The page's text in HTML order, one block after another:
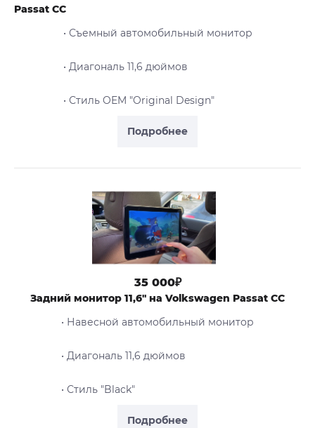
Подробнее
Passat CC
• Съемный автомобильный монитор
• Диагональ 11,6 дюймов
• Стиль OEM "Original Design"
Подробнее
35 000₽
Задний монитор 11,6" на Volkswagen Passat CC
• Навесной автомобильный монитор
• Диагональ 11,6 дюймов
• Стиль "Black"